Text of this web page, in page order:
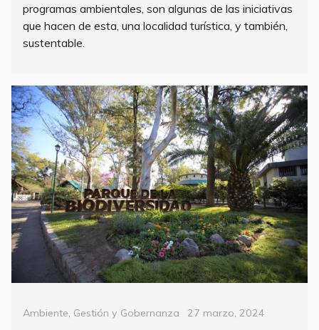
programas ambientales, son algunas de las iniciativas
que hacen de esta, una localidad turística, y también,
sustentable.
Categorías
Ambiente, Gestión y Gobernanza
Posted
27 marzo, 2024